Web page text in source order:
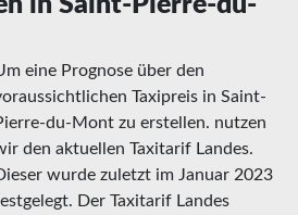
eine Prognose über den
Taxipreis in Saint-
du-Mont zu erstellen. nutzen
den aktuellen Taxitarif Landes.
wurde zuletzt im Januar 2023
Der Taxitarif Landes